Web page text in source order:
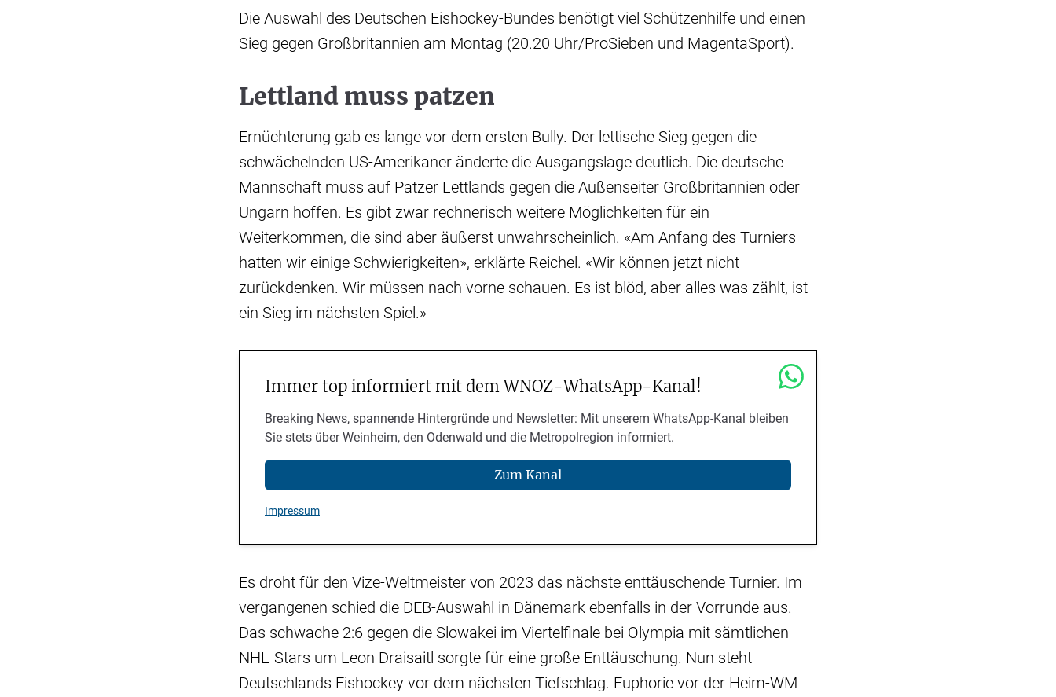
Die Auswahl des Deutschen Eishockey-Bundes benötigt viel Schützenhilfe und einen
Sieg gegen Großbritannien am Montag (20.20 Uhr/ProSieben und MagentaSport).
Lettland muss patzen
Ernüchterung gab es lange vor dem ersten Bully. Der lettische Sieg gegen die
schwächelnden US-Amerikaner änderte die Ausgangslage deutlich. Die deutsche
Mannschaft muss auf Patzer Lettlands gegen die Außenseiter Großbritannien oder
Ungarn hoffen. Es gibt zwar rechnerisch weitere Möglichkeiten für ein
Weiterkommen, die sind aber äußerst unwahrscheinlich. «Am Anfang des Turniers
hatten wir einige Schwierigkeiten», erklärte Reichel. «Wir können jetzt nicht
zurückdenken. Wir müssen nach vorne schauen. Es ist blöd, aber alles was zählt, ist
ein Sieg im nächsten Spiel.»
Immer top informiert mit dem WNOZ-WhatsApp-Kanal!
Breaking News, spannende Hintergründe und Newsletter: Mit unserem WhatsApp-Kanal bleiben
Sie stets über Weinheim, den Odenwald und die Metropolregion informiert.
Zum Kanal
Impressum
Es droht für den Vize-Weltmeister von 2023 das nächste enttäuschende Turnier. Im
vergangenen schied die DEB-Auswahl in Dänemark ebenfalls in der Vorrunde aus.
Das schwache 2:6 gegen die Slowakei im Viertelfinale bei Olympia mit sämtlichen
NHL-Stars um Leon Draisaitl sorgte für eine große Enttäuschung. Nun steht
Deutschlands Eishockey vor dem nächsten Tiefschlag. Euphorie vor der Heim-WM